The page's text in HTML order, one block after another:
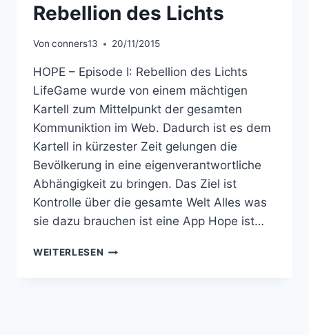
Rebellion des Lichts
Von conners13 20/11/2015
HOPE – Episode I: Rebellion des Lichts
LifeGame wurde von einem mächtigen
Kartell zum Mittelpunkt der gesamten
Kommuniktion im Web. Dadurch ist es dem
Kartell in kürzester Zeit gelungen die
Bevölkerung in eine eigenverantwortliche
Abhängigkeit zu bringen. Das Ziel ist
Kontrolle über die gesamte Welt Alles was
sie dazu brauchen ist eine App Hope ist…
WEITERLESEN HOPE